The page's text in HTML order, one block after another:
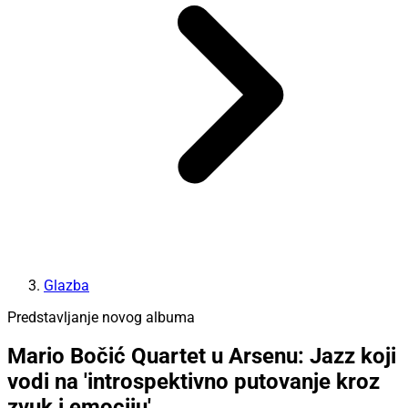
Glazba
Predstavljanje novog albuma
Mario Bočić Quartet u Arsenu: Jazz koji
vodi na 'introspektivno putovanje kroz